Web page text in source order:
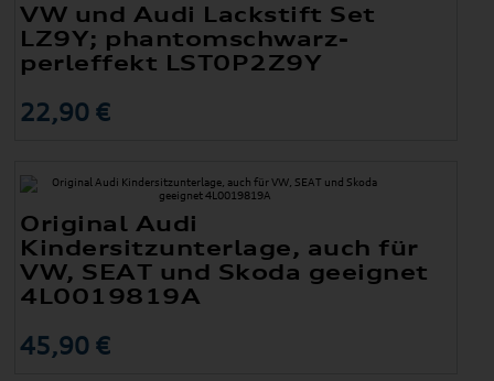
VW und Audi Lackstift Set
LZ9Y; phantomschwarz-
perleffekt LST0P2Z9Y
22,90 €
Original Audi
Kindersitzunterlage, auch für
VW, SEAT und Skoda geeignet
4L0019819A
45,90 €